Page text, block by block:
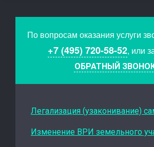
По вопросам оказания услуги
+7 (495) 720-58-52, или
ОБРАТНЫЙ
Легализация (узаконивание)
Изменение ВРИ земельного